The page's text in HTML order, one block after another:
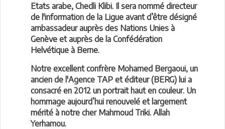
Etats arabe, Chedli Klibi. Il sera nommé directeur
de l'information de la Ligue avant d’être désigné
ambassadeur auprès des Nations Unies à
Genève et auprès de la Confédération
Helvétique à Berne.
Notre excellent confrère Mohamed Bergaoui, un
ancien de l'Agence TAP et éditeur (BERG) lui a
consacré en 2012 un portrait haut en couleur. Un
hommage aujourd’hui renouvelé et largement
mérité à notre cher Mahmoud Triki. Allah
Yerhamou.